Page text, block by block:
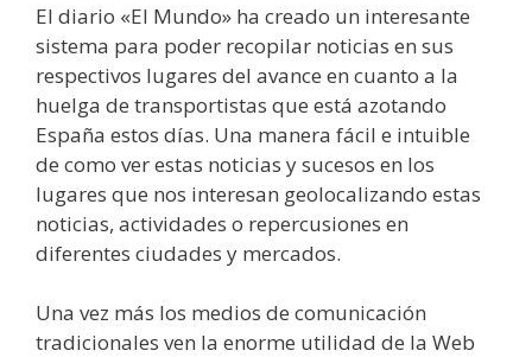
El diario «El Mundo» ha creado un interesante
sistema para poder recopilar noticias en sus
respectivos lugares del avance en cuanto a la
huelga de transportistas que está azotando
España estos días. Una manera fácil e intuible
de como ver estas noticias y sucesos en los
lugares que nos interesan geolocalizando estas
noticias, actividades o repercusiones en
diferentes ciudades y mercados.
Una vez más los medios de comunicación
tradicionales ven la enorme utilidad de la Web